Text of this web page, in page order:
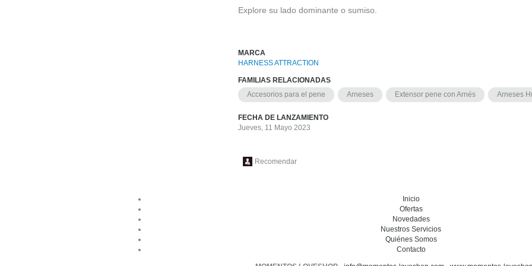
Explore su lado dominante o sumiso.
MARCA
HARNESS ATTRACTION
FAMILIAS RELACIONADAS
Accesorios para el pene
Arneses Extensor pene con Arnés Arneses
FECHA DE LANZAMIENTO
Jueves, 11 Mayo 2023
Recomendar
Inicio
Ofertas
Novedades
Nuestros Servicios
Quiénes Somos
Contacto